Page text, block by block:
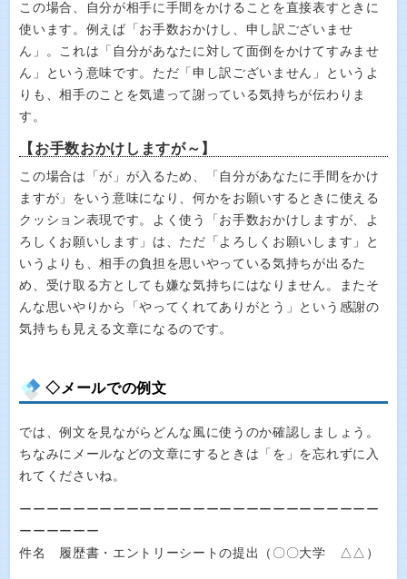
この場合、自分が相手に手間をかけることを直接表すときに
使います。例えば「お手数おかけし、申し訳ございませ
ん」。これは「自分があなたに対して面倒をかけてすみませ
ん」という意味です。ただ「申し訳ございません」というよ
りも、相手のことを気遣って謝っている気持ちが伝わりま
す。
【お手数おかけしますが～】
この場合は「が」が入るため、「自分があなたに手間をかけ
ますが」をいう意味になり、何かをお願いするときに使える
クッション表現です。よく使う「お手数おかけしますが、よ
ろしくお願いします」は、ただ「よろしくお願いします」と
いうよりも、相手の負担を思いやっている気持ちが出るた
め、受け取る方としても嫌な気持ちにはなりません。またそ
んな思いやりから「やってくれてありがとう」という感謝の
気持ちも見える文章になるのです。
◇メールでの例文
では、例文を見ながらどんな風に使うのか確認しましょう。
ちなみにメールなどの文章にするときは「を」を忘れずに入
れてくださいね。
ーーーーーーーーーーーーーーーーーーーーーーーーーーー
ーーーーーー
件名 履歴書・エントリーシートの提出（〇〇大学 △△）